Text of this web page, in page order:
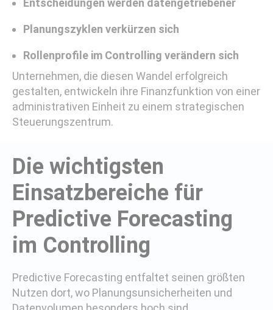
Entscheidungen werden datengetriebener
Planungszyklen verkürzen sich
Rollenprofile im Controlling verändern sich
Unternehmen, die diesen Wandel erfolgreich
gestalten, entwickeln ihre Finanzfunktion von einer
administrativen Einheit zu einem strategischen
Steuerungszentrum.
Die wichtigsten
Einsatzbereiche für
Predictive Forecasting
im Controlling
Predictive Forecasting entfaltet seinen größten
Nutzen dort, wo Planungsunsicherheiten und